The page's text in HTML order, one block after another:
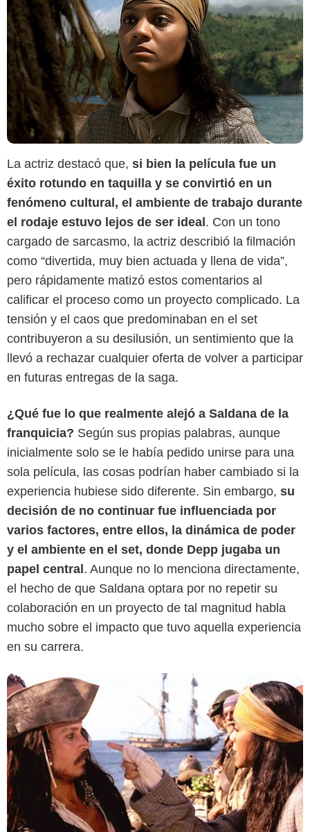
La actriz destacó que, si bien la película fue un
éxito rotundo en taquilla y se convirtió en un
fenómeno cultural, el ambiente de trabajo durante
el rodaje estuvo lejos de ser ideal . Con un tono
cargado de sarcasmo, la actriz describió la filmación
como “divertida, muy bien actuada y llena de vida”,
pero rápidamente matizó estos comentarios al
calificar el proceso como un proyecto complicado. La
tensión y el caos que predominaban en el set
contribuyeron a su desilusión, un sentimiento que la
llevó a rechazar cualquier oferta de volver a participar
en futuras entregas de la saga.
¿Qué fue lo que realmente alejó a Saldana de la
franquicia? Según sus propias palabras, aunque
inicialmente solo se le había pedido unirse para una
sola película, las cosas podrían haber cambiado si la
experiencia hubiese sido diferente. Sin embargo, su
decisión de no continuar fue influenciada por
varios factores, entre ellos, la dinámica de poder
y el ambiente en el set, donde Depp jugaba un
papel central . Aunque no lo menciona directamente,
el hecho de que Saldana optara por no repetir su
colaboración en un proyecto de tal magnitud habla
mucho sobre el impacto que tuvo aquella experiencia
en su carrera.